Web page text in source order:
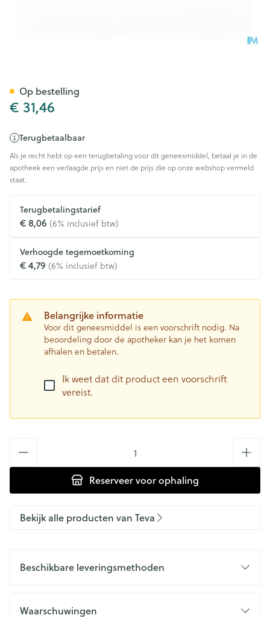
€ 31,46
Terugbetaalbaar
Als je recht hebt op een terugbetaling voor dit geneesmiddel, betaal je in de
apotheek een verlaagde prijs en niet de prijs die op onze webshop vermeld
staat.
Terugbetalingstarief
€ 8,06 (6% inclusief btw)
Verhoogde tegemoetkoming
€ 4,79 (6% inclusief btw)
Belangrijke informatie
Voor dit geneesmiddel is een voorschrift nodig. Na
beoordeling door de apotheker kan je het komen
afhalen en betalen.
Ik weet dat dit product een voorschrift
vereist.
Reserveervoor ophaling
Op bestelling
Bekijk alle producten van Teva
Beschikbare leveringsmethoden
Waarschuwingen